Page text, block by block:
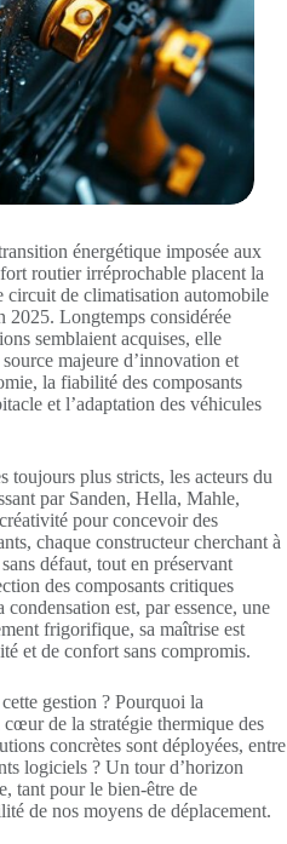
énergétique imposée aux
routier irréprochable placent la
circuit de climatisation automobile
2025. Longtemps considérée
semblaient acquises, elle
majeure d’innovation et
la fiabilité des composants
et l’adaptation des véhicules
toujours plus stricts, les acteurs du
par Sanden, Hella, Mahle,
pour concevoir des
chaque constructeur cherchant à
défaut, tout en préservant
des composants critiques
est, par essence, une
frigorifique, sa maîtrise est
et de confort sans compromis.
gestion ? Pourquoi la
de la stratégie thermique des
concrètes sont déployées, entre
logiciels ? Un tour d’horizon
tant pour le bien-être de
de nos moyens de déplacement.